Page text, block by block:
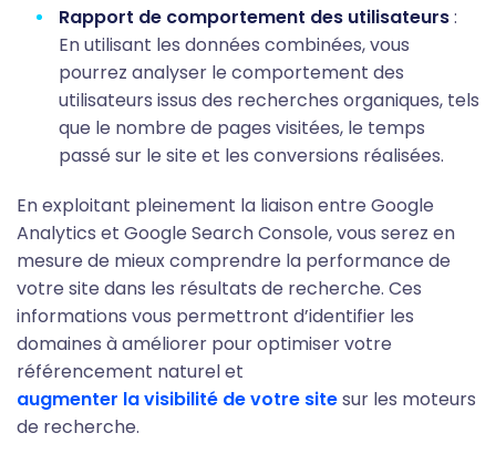
Rapport de comportement des utilisateurs:
En utilisant les données combinées, vous
pourrez analyser le comportement des
utilisateurs issus des recherches organiques, tels
que le nombre de pages visitées, le temps
passé sur le site et les conversions réalisées.
En exploitant pleinement la liaison entre Google
Analytics et Google Search Console, vous serez en
mesure de mieux comprendre la performance de
votre site dans les résultats de recherche. Ces
informations vous permettront d’identifier les
domaines à améliorer pour optimiser votre
référencement naturel et
augmenter la visibilité de votre sitesur les moteurs
de recherche.